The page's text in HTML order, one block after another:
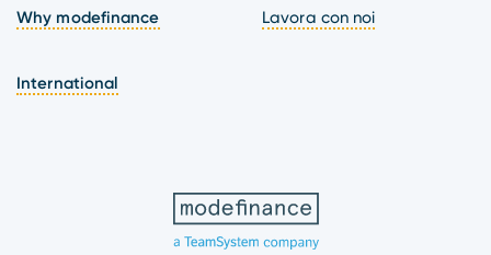
Why modefinance
International
Lavora con noi